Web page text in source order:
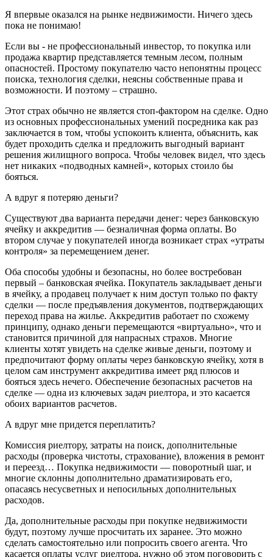
Я впервые оказался на рынке недвижимости. Ничего здесь
пока не понимаю!
Если вы - не профессиональный инвестор, то покупка или
продажа квартир представляется темным лесом, полным
опасностей. Простому покупателю часто непонятны процесс
поиска, технология сделки, неясны собственные права и
возможности. И поэтому – страшно.
Этот страх обычно не является стоп-фактором на сделке. Одно
из основных профессиональных умений посредника как раз
заключается в том, чтобы успокоить клиента, объяснить, как
будет проходить сделка и предложить выгодный вариант
решения жилищного вопроса. Чтобы человек видел, что здесь
нет никаких «подводных камней», которых стоило бы
бояться.
А вдруг я потеряю деньги?
Существуют два варианта передачи денег: через банковскую
ячейку и аккредитив — безналичная форма оплаты. Во
втором случае у покупателей иногда возникает страх «утраты
контроля» за перемещением денег.
Оба способы удобны и безопасны, но более востребован
первый – банковская ячейка. Покупатель закладывает деньги
в ячейку, а продавец получает к ним доступ только по факту
сделки — после предъявления документов, подтверждающих
переход права на жилье. Аккредитив работает по схожему
принципу, однако деньги перемещаются «виртуально», что и
становится причиной для напрасных страхов. Многие
клиенты хотят увидеть на сделке живые деньги, поэтому и
предпочитают форму оплаты через банковскую ячейку, хотя в
целом сам инструмент аккредитива имеет ряд плюсов и
бояться здесь нечего. Обеспечение безопасных расчетов на
сделке — одна из ключевых задач риелтора, и это касается
обоих вариантов расчетов.
А вдруг мне придется переплатить?
Комиссия риелтору, затраты на поиск, дополнительные
расходы (проверка чистоты, страхование), вложения в ремонт
и переезд… Покупка недвижимости — поворотный шаг, и
многие склонны дополнительно драматизировать его,
опасаясь несусветных и непосильных дополнительных
расходов.
Да, дополнительные расходы при покупке недвижимости
будут, поэтому лучше просчитать их заранее. Это можно
сделать самостоятельно или попросить своего агента. Что
касается оплаты услуг риелтора, нужно об этом поговорить с